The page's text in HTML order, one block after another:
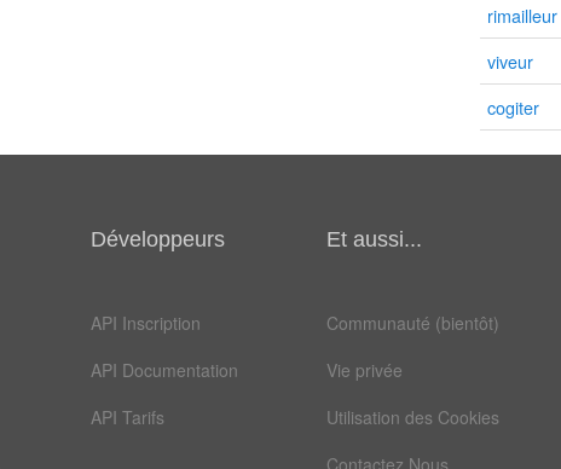
rimailleur
viveur
cogiter
Développeurs
API Inscription
API Documentation
API Tarifs
Et aussi...
Communauté (bientôt)
Vie privée
Utilisation des Cookies